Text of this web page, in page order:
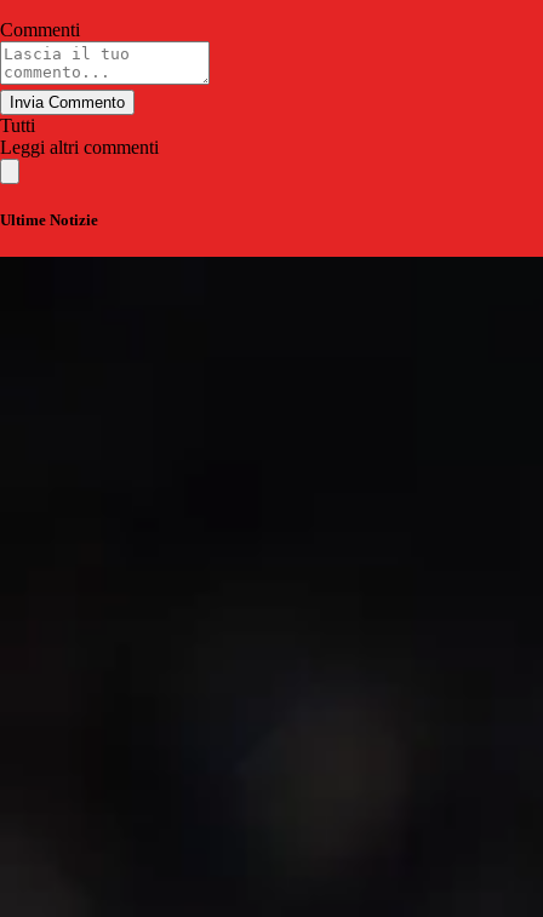
Commenti
Invia Commento
Tutti
Leggi altri commenti
Ultime Notizie